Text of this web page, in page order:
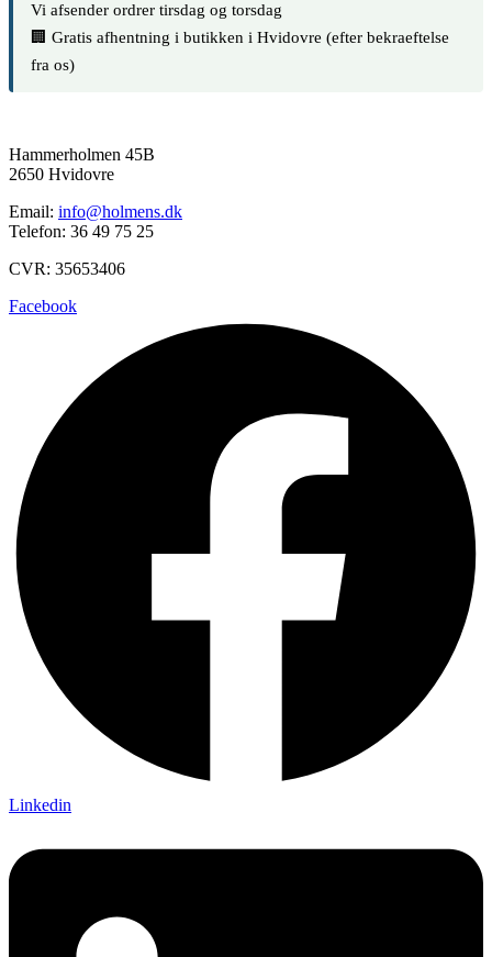
Vi afsender ordrer tirsdag og torsdag
🏢 Gratis afhentning i butikken i Hvidovre (efter bekraeftelse
fra os)
Hammerholmen 45B
2650 Hvidovre
Email: info@holmens.dk
Telefon: 36 49 75 25
CVR: 35653406
Facebook
Linkedin